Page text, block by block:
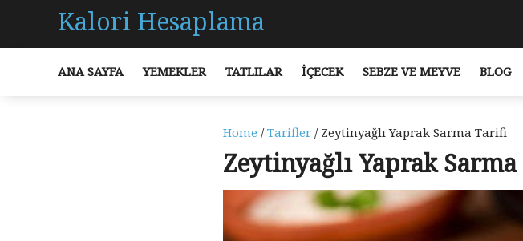
Kalori Hesaplama
ANA SAYFA YEMEKLER TATLILAR İÇECEK SEBZE VE MEYVE BLOG
Home /Tarifler / Zeytinyağlı Yaprak Sarma Tarifi
Zeytinyağlı Yaprak